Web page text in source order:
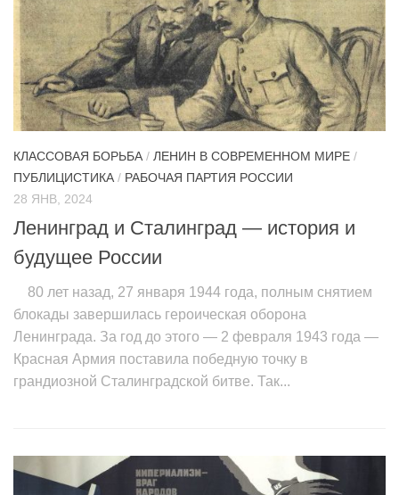
КЛАССОВАЯ БОРЬБА / ЛЕНИН В СОВРЕМЕННОМ МИРЕ /
ПУБЛИЦИСТИКА / РАБОЧАЯ ПАРТИЯ РОССИИ
28 ЯНВ, 2024
Ленинград и Сталинград — история и
будущее России
80 лет назад, 27 января 1944 года, полным снятием
блокады завершилась героическая оборона
Ленинграда. За год до этого — 2 февраля 1943 года —
Красная Армия поставила победную точку в
грандиозной Сталинградской битве. Так...